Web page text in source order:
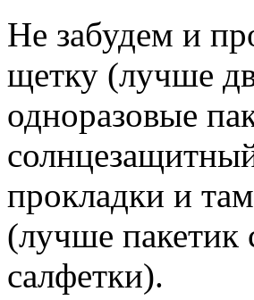
Не забудем и
щетку (лучше
одноразовые
прокладки и
(лучше пакетик
салфетки).